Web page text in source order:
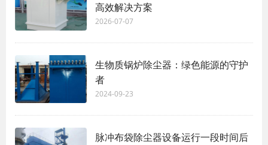
高效解决方案
2026-07-07
生物质锅炉除尘器：绿色能源的守护
者
2024-09-23
脉冲布袋除尘器设备运行一段时间后